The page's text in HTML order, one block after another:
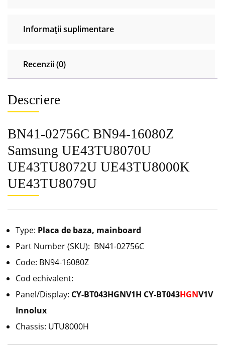
Informații suplimentare
Recenzii (0)
Descriere
BN41-02756C BN94-16080Z
Samsung UE43TU8070U
UE43TU8072U UE43TU8000K
UE43TU8079U
Type: Placa de baza, mainboard
Part Number (SKU): BN41-02756C
Code: BN94-16080Z
Cod echivalent:
Panel/Display: CY-BT043HGNV1H CY-BT043HGNV1V
Innolux
Chassis: UTU8000H